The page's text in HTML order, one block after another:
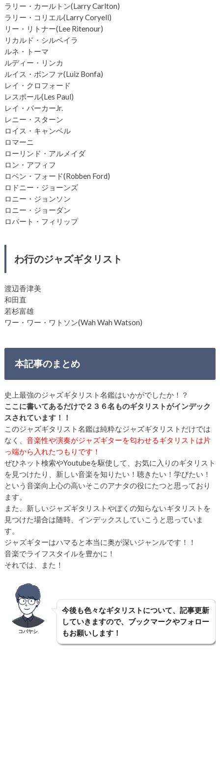
ラリー・カールトン(Larry Carlton)
ラリー・コリエル(Larry Coryell)
リー・リトナー(Lee Ritenour)
リカルド・シルベイラ
ルネ・トーマ
ルディー・リンカ
ルイス・ボンファ(Luiz Bonfa)
レイ・クロフォード
レスポール(Les Paul)
レイ・パーカーJr.
レニー・スターン
ロイス・キャンベル
ロマーニ
ローリンド・アルメイダ
ロン・アフィフ
ロベン・フォード(Robben Ford)
ロドニー・ジョーンズ
ロニー・ジョンソン
ロニー・ジョーダン
ロバート・フィリップ
わ行のジャズギタリスト
渡辺香津美
和田直
若杉富雄
ワー・ワー・ワトソン(Wah Wah Watson)
本記事のまとめ
史上最強のジャズギタリスト名鑑はいかがでしたか！？
ここに書いてあるだけで２３６名ものギタリストがインデック
スされています！！
このジャズギタリスト名鑑は純粋なジャズギタリストだけでは
なく、 音楽性や演奏がジャズギターを匂わせるギタリストは片
っ端から入れたつもりです！
ぜひネット検索やYoutubeを駆使して、お気に入りのギタリスト
を見つけたり、新しい音楽を知りたい！聴きたい！学びたい！
という音楽向上心の高いそこのアナタの役にたつと思っており
ます。
また、新しいジャズギタリストやぼくの知らないギタリストを
見つけた場合は随時、インデックスしていこうと思っていま
す。
ジャズギターはハマると本当に奥が深いジャンルです！！
音楽でライフスタイルを豊かに！
それでは、また！
コバヤシ
今後も色々なギタリストについて、記事更新
していきますので、ブックマークやフォロー
もお願いします！